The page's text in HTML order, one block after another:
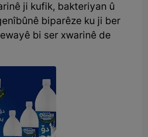
ji kufik, bakteriyan û
biparêze ku ji ber
bi ser xwarinê de